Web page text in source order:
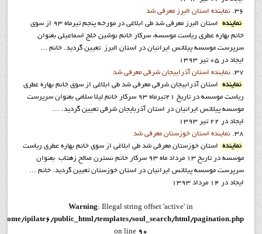
36.
نماينده استان البرز معرفي شد
نماينده
استان البرز معرفي شد طي ابلاغي در مورخه پنجم تيرماه 93 از سوي
خانم بهاره عطري رياست موسسه، سرکار خانم نوشين خلج اسماعيلي بعنوان
سرپرست موسسه پيلاتس ايرانيان در استان البرز تعيين گرديد. خانم ...
ایجاد در 05 تیر 1393
37.
نماينده استان آذرابيجان شرقي معرفي شد
نماينده
استان آذرابيجان شرقي معرفي شد طي ابلاغي از سوي خانم بهاره عطري
رياست موسسه در تاريخ 21تيرماه 93 سرکار خانم ليلا سلامي بعنوان سرپرست
موسسه پيلاتس ايرانيان در استان آذربايجان شرقي تعيين گرديد. ...
ایجاد در 22 تیر 1393
38.
نماينده استان خوزستان معرفي شد
نماينده
استان خوزستان معرفي شد طي ابلاغي از سوي خانم بهاره عطري رياست
موسسه در تاريخ 13 مرداد ماه 93 سرکار خانم نسترن صالح زهتاب بعنوان
سرپرست موسسه پيلاتس ايرانيان در استان خوزستان تعيين گرديد. خانم ...
ایجاد در 14 مرداد 1393
Warning: Illegal string offset 'active' in
home/ipilate6/public_html/templates/soul_search/html/pagination.php
on line 90